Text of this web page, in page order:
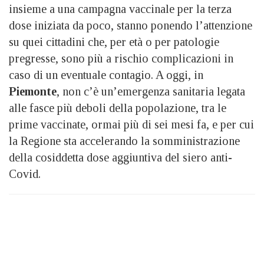
insieme a una campagna vaccinale per la terza
dose iniziata da poco, stanno ponendo l’attenzione
su quei cittadini che, per età o per patologie
pregresse, sono più a rischio complicazioni in
caso di un eventuale contagio. A oggi, in
Piemonte, non c’è un’emergenza sanitaria legata
alle fasce più deboli della popolazione, tra le
prime vaccinate, ormai più di sei mesi fa, e per cui
la Regione sta accelerando la somministrazione
della cosiddetta dose aggiuntiva del siero anti-
Covid.